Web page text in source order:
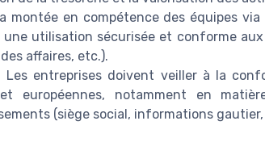
montée en compétence des équipes
une utilisation sécurisée et conforme
affaires, etc.).
Les entreprises doivent veiller à la
et européennes, notamment en
(siège social, informations